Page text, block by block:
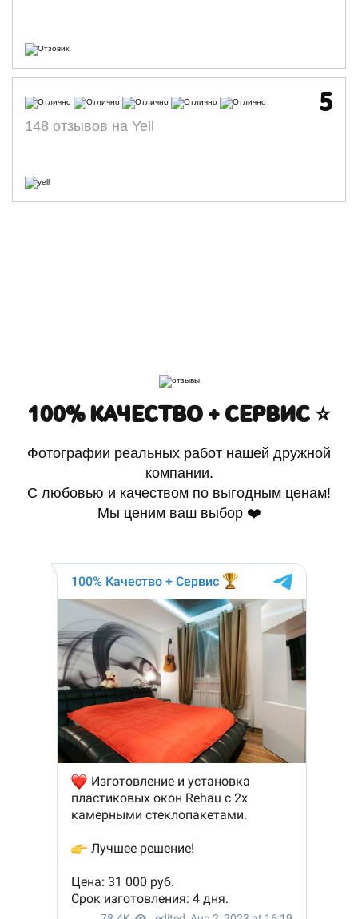
5
148 отзывов на Yell
100% КАЧЕСТВО + СЕРВИС ⭐️
Фотографии реальных работ нашей дружной
компании.
С любовью и качеством по выгодным ценам!
Мы ценим ваш выбор ❤️